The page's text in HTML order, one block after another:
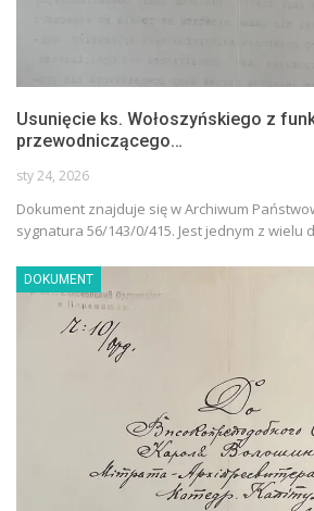
Usunięcie ks. Wołoszyńskiego z
przewodniczącego…
sty 24, 2026
Dokument znajduje się w Archiwum
sygnatura 56/143/0/415. Jest jednym z wielu
DOKUMENT